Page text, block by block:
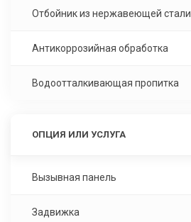
Отбойник из нержавеющей стали
Антикоррозийная обработка
Водоотталкивающая пропитка
ОПЦИЯ ИЛИ УСЛУГА
Вызывная панель
Задвижка